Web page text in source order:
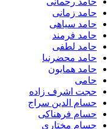
زمانی
سیاهی
فرمند
لطفی
محضرنیا
همایون
اشرف زاده
الدین سراج
فرهناکی
مختاری